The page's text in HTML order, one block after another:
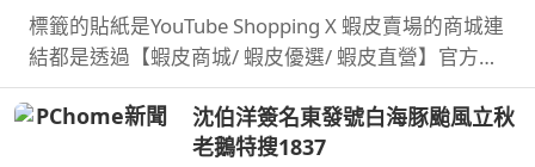
標籤的貼紙是YouTube Shopping X 蝦皮賣場的商城連
結都是透過【蝦皮商城/ 蝦皮優選/ 蝦皮直營】官方認
證賣家不一定都是我購買 ...
沈伯洋簽名東發號白海豚颱風立秋
老鵝特搜1837